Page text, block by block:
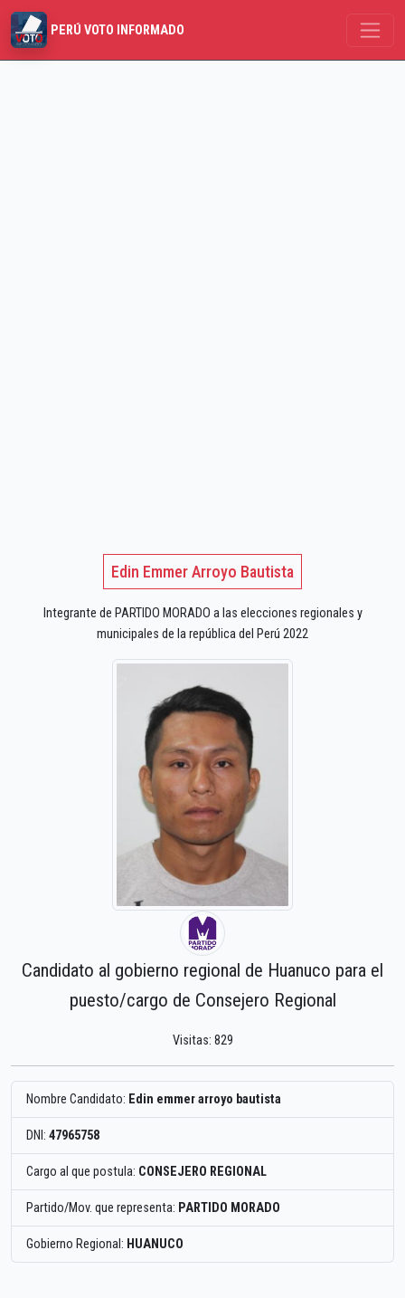
PERÚ VOTO INFORMADO
Edin Emmer Arroyo Bautista
Integrante de PARTIDO MORADO a las elecciones regionales y
municipales de la república del Perú 2022
Candidato al gobierno regional de Huanuco para el
puesto/cargo de Consejero Regional
Visitas: 829
Nombre Candidato: Edin emmer arroyo bautista
DNI: 47965758
Cargo al que postula: CONSEJERO REGIONAL
Partido/Mov. que representa: PARTIDO MORADO
Gobierno Regional: HUANUCO